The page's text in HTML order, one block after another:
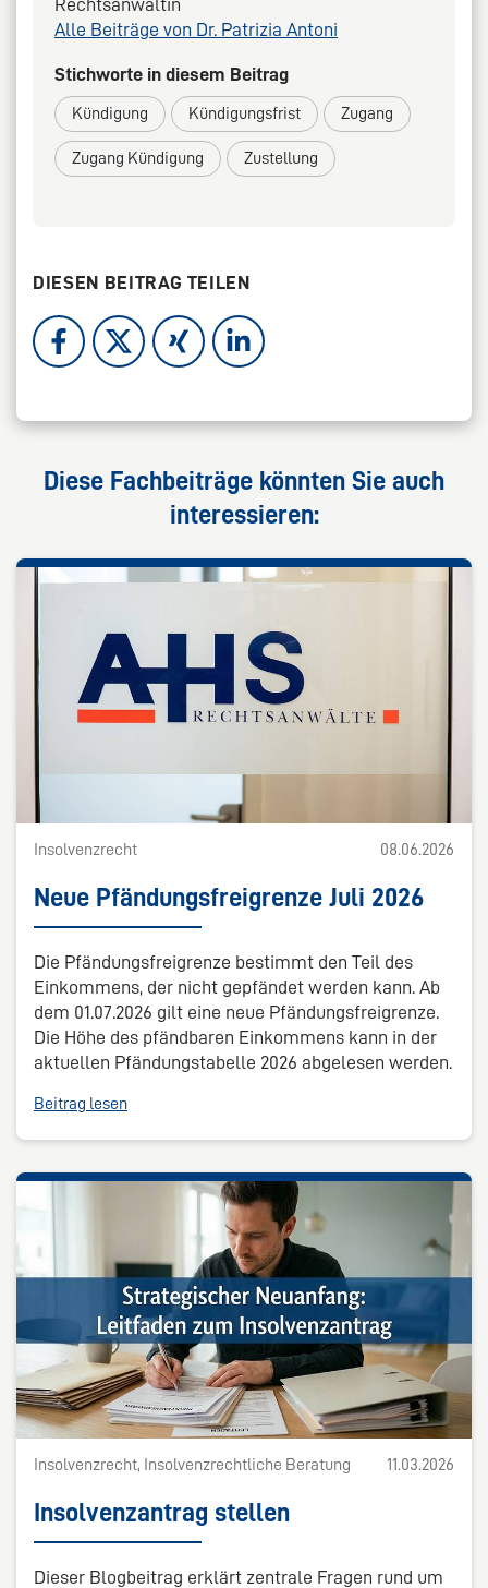
Rechtsanwältin
Alle Beiträge von Dr. Patrizia Antoni
Stichworte in diesem Beitrag
Kündigung Kündigungsfrist Zugang
Zugang Kündigung Zustellung
DIESEN BEITRAG TEILEN
Diese Fachbeiträge könnten Sie auch
interessieren:
Insolvenzrecht 08.06.2026
Neue Pfändungsfreigrenze Juli 2026
Die Pfändungsfreigrenze bestimmt den Teil des
Einkommens, der nicht gepfändet werden kann. Ab
dem 01.07.2026 gilt eine neue Pfändungsfreigrenze.
Die Höhe des pfändbaren Einkommens kann in der
aktuellen Pfändungstabelle 2026 abgelesen werden.
Beitrag lesen
Insolvenzrecht, Insolvenzrechtliche Beratung 11.03.2026
Insolvenzantrag stellen
Dieser Blogbeitrag erklärt zentrale Fragen rund um